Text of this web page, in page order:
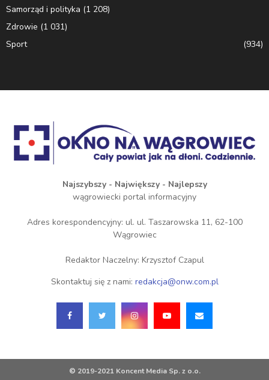
Samorząd i polityka (1 208)
Zdrowie (1 031)
Sport
(934)
Najszybszy - Największy - Najlepszy
wągrowiecki portal informacyjny
Adres korespondencyjny: ul. ul. Taszarowska 11, 62-100
Wągrowiec
Redaktor Naczelny: Krzysztof Czapul
Skontaktuj się z nami: redakcja@onw.com.pl
© 2019-2021 Koncent Media Sp. z o.o.